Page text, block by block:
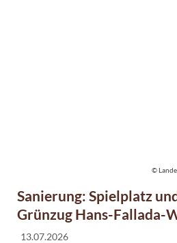
Sanierung: Spielplatz
Grünzug Hans-Fallada-
13.07.2026
©